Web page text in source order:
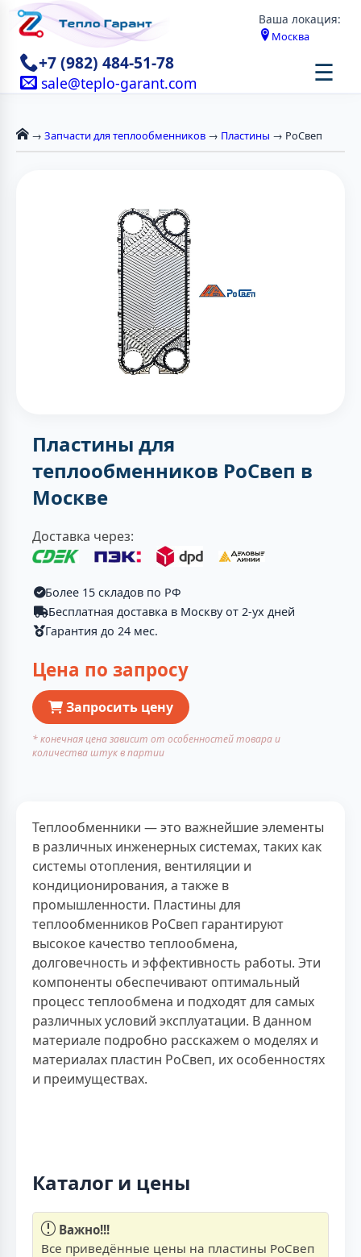
Ваша локация:
Москва
+7 (982) 484-51-78
sale@teplo-garant.com ☰
→ Запчасти для теплообменников → Пластины → РоСвеп
Пластины для
теплообменников РоСвеп в
Москве
Доставка через:
Более 15 складов по РФ
Бесплатная доставка в Москву от 2-ух дней
Гарантия до 24 мес.
Цена по запросу
Запросить цену
* конечная цена зависит от особенностей товара и
количества штук в партии
Теплообменники — это важнейшие элементы
в различных инженерных системах, таких как
системы отопления, вентиляции и
кондиционирования, а также в
промышленности. Пластины для
теплообменников РоСвеп гарантируют
высокое качество теплообмена,
долговечность и эффективность работы. Эти
компоненты обеспечивают оптимальный
процесс теплообмена и подходят для самых
различных условий эксплуатации. В данном
материале подробно расскажем о моделях и
материалах пластин РоСвеп, их особенностях
и преимуществах.
Каталог и цены
Важно!!!
Все приведённые цены на пластины РоСвеп